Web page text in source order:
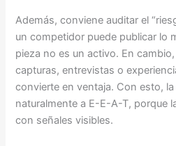
Además, conviene auditar el
un competidor puede publicar lo
pieza no es un activo. En
capturas, entrevistas o
convierte en ventaja. Con esto,
naturalmente a E-E-A-T, porque
con señales visibles.